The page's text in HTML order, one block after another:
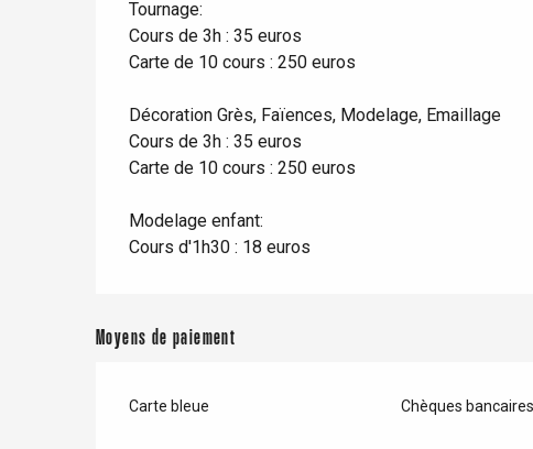
Offranville
Dieppe
Tournage:
Cours de 3h : 35 euros
Carte de 10 cours : 250 euros
Décoration Grès, Faïences, Modelage, Emaillage
Cours de 3h : 35 euros
Carte de 10 cours : 250 euros
Modelage enfant:
Cours d'1h30 : 18 euros
Moyens de paiement
Carte bleue Chèques